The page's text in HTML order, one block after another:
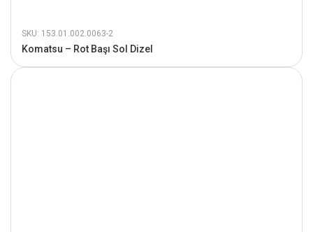
SKU: 153.01.002.0063-2
Komatsu – Rot Başı Sol Dizel